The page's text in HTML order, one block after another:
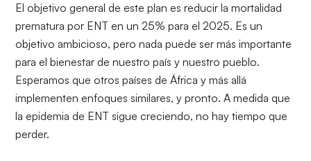
El objetivo general de este plan es reducir la mortalidad
prematura por ENT en un 25% para el 2025. Es un
objetivo ambicioso, pero nada puede ser más importante
para el bienestar de nuestro país y nuestro pueblo.
Esperamos que otros países de África y más allá
implementen enfoques similares, y pronto. A medida que
la epidemia de ENT sigue creciendo, no hay tiempo que
perder.